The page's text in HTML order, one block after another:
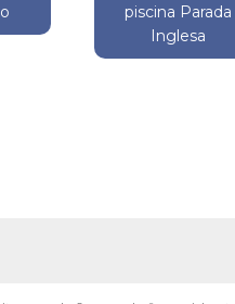
piscina Parada
Inglesa